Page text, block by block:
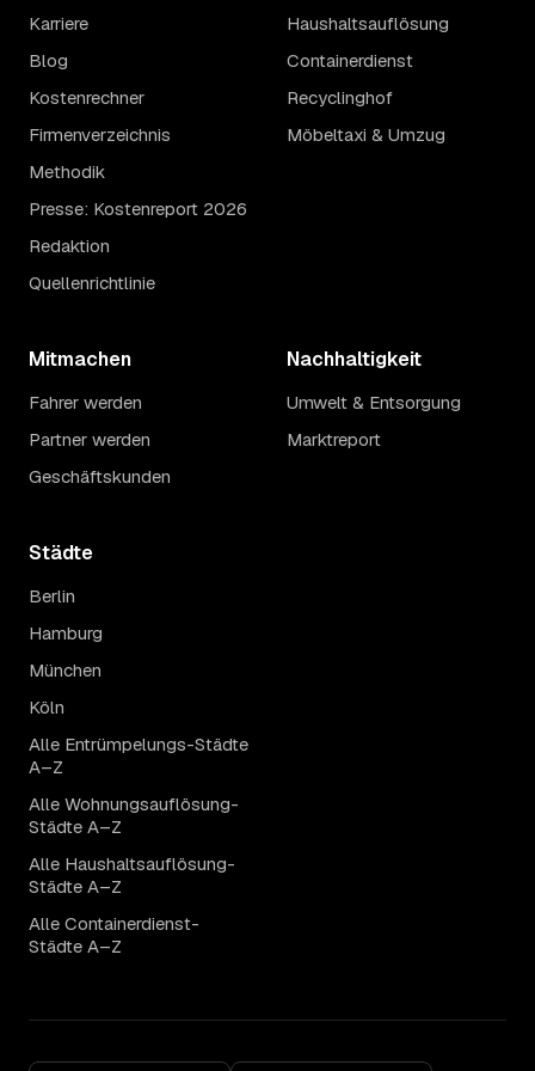
Karriere
Blog
Kostenrechner
Firmenverzeichnis
Methodik
Presse: Kostenreport 2026
Redaktion
Quellenrichtlinie
Haushaltsauflösung
Containerdienst
Recyclinghof
Möbeltaxi & Umzug
Mitmachen
Fahrer werden
Partner werden
Geschäftskunden
Nachhaltigkeit
Umwelt & Entsorgung
Marktreport
Städte
Berlin
Hamburg
München
Köln
Alle Entrümpelungs-Städte
A–Z
Alle Wohnungsauflösung-
Städte A–Z
Alle Haushaltsauflösung-
Städte A–Z
Alle Containerdienst-
Städte A–Z